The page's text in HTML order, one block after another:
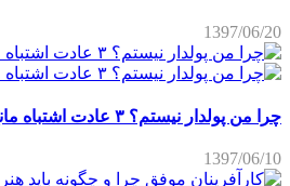
1397/06/20
چرا من پولدار نیستم؟ ۳ عادت اشتباه مانع پولدار شدن
1397/06/10